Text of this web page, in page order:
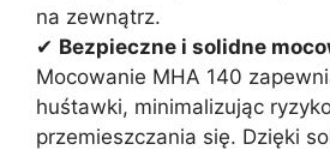
na zewnątrz.
✔ Bezpieczne i solidne
Mocowanie MHA 140
huśtawki, minimalizując
przemieszczania się. Dzięki